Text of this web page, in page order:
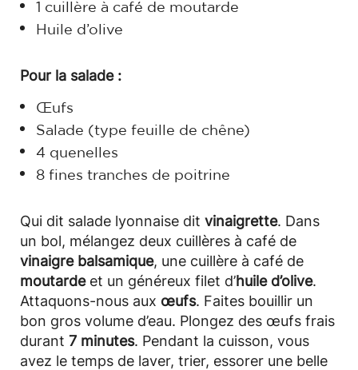
1 cuillère à café de moutarde
Huile d’olive
Pour la salade :
Œufs
Salade (type feuille de chêne)
4 quenelles
8 fines tranches de poitrine
Qui dit salade lyonnaise dit vinaigrette. Dans
un bol, mélangez deux cuillères à café de
vinaigre balsamique, une cuillère à café de
moutardeet un généreux filet d’huile d’olive.
Attaquons-nous aux œufs. Faites bouillir un
bon gros volume d’eau. Plongez des œufs frais
durant 7 minutes. Pendant la cuisson, vous
avez le temps de laver, trier, essorer une belle